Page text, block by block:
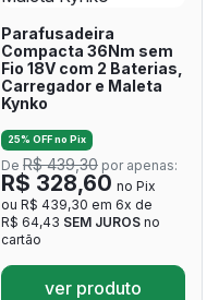
Parafusadeira
Compacta 36Nm sem
Fio 18V com 2 Baterias,
Carregador e Maleta
Kynko
25% OFF no Pix
De R$ 439,30 por apenas:
R$ 328,60 no Pix
ou R$ 439,30 em 6x de
R$ 64,43 SEM JUROS no
cartão
ver produto